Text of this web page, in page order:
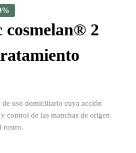
cosmelan® 2
de uso domiciliario cuya acción
control de las manchas de origen
rostro.